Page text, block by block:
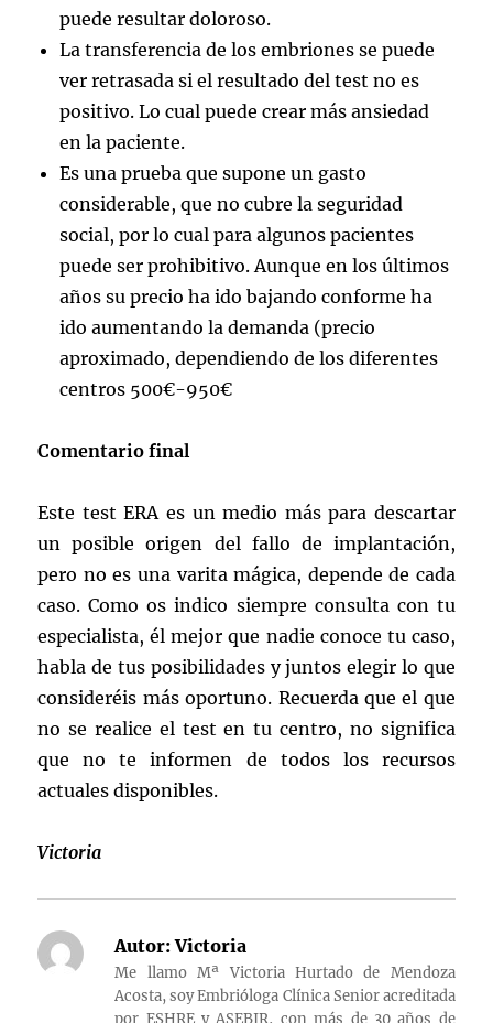
puede resultar doloroso.
La transferencia de los embriones se puede
ver retrasada si el resultado del test no es
positivo. Lo cual puede crear más ansiedad
en la paciente.
Es una prueba que supone un gasto
considerable, que no cubre la seguridad
social, por lo cual para algunos pacientes
puede ser prohibitivo. Aunque en los últimos
años su precio ha ido bajando conforme ha
ido aumentando la demanda (precio
aproximado, dependiendo de los diferentes
centros 500€-950€
Comentario final
Este test ERA es un medio más para descartar
un posible origen del fallo de implantación,
pero no es una varita mágica, depende de cada
caso. Como os indico siempre consulta con tu
especialista, él mejor que nadie conoce tu caso,
habla de tus posibilidades y juntos elegir lo que
consideréis más oportuno. Recuerda que el que
no se realice el test en tu centro, no significa
que no te informen de todos los recursos
actuales disponibles.
Victoria
Autor:Victoria
Me llamo Mª Victoria Hurtado de Mendoza
Acosta, soy Embrióloga Clínica Senior acreditada
por ESHRE y ASEBIR, con más de 30 años de